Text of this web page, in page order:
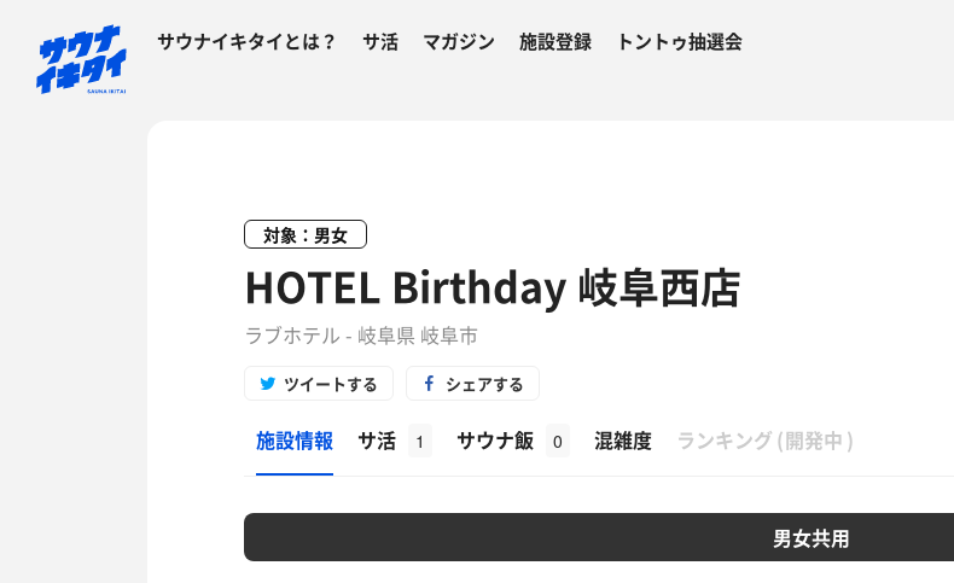
サウナイキタイとは？ サ活 マガジン 施設登録 トントゥ抽選会
対象：男女
HOTEL Birthday 岐阜西店
ラブホテル - 岐阜県 岐阜市
ツイートする シェアする
施設情報 サ活 1 サウナ飯 0 混雑度 ランキング (開発中 )
男女共用